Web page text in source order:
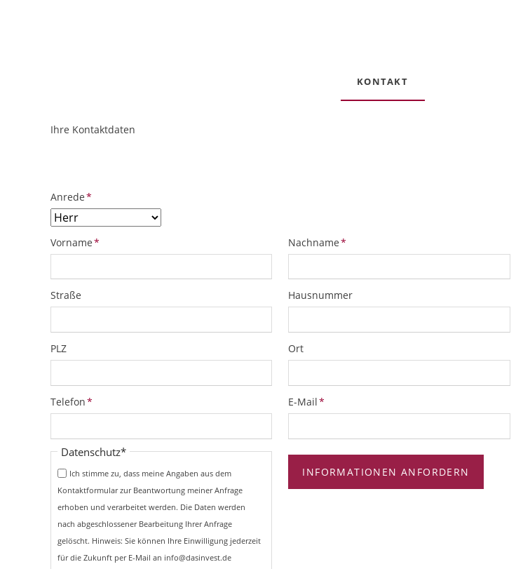
KONTAKT
ObjektPlatzhalter
URL
Ihre Kontaktdaten
Pflichtfeld
Anrede*
Pflichtfeld
Vorname* Pflichtfeld
Nachname*
Straße Hausnummer
PLZ Ort
Pflichtfeld
Telefon* Pflichtfeld
E-Mail*
Pflichtfeld
Datenschutz*
Ich stimme zu, dass meine Angaben aus dem
Kontaktformular zur Beantwortung meiner Anfrage
erhoben und verarbeitet werden. Die Daten werden
nach abgeschlossener Bearbeitung Ihrer Anfrage
gelöscht. Hinweis: Sie können Ihre Einwilligung jederzeit
für die Zukunft per E-Mail an info@dasinvest.de
INFORMATIONEN ANFORDERN